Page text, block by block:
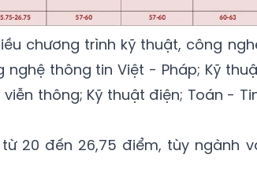
chương trình kỹ thuật, công
thông tin Việt - Pháp; Kỹ
thông; Kỹ thuật điện; Toán -
20 đến 26,75 điểm, tùy ngành